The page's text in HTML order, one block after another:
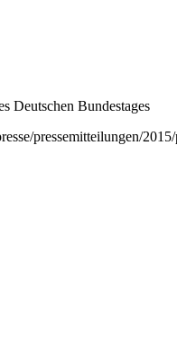
Deutschen Bundestages
pressemitteilungen/